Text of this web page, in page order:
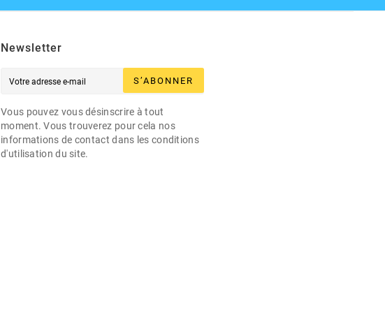
Newsletter
S’ABONNER
Vous pouvez vous désinscrire à tout
moment. Vous trouverez pour cela nos
informations de contact dans les conditions
d'utilisation du site.